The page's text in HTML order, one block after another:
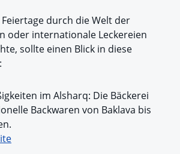
durch die Welt der
oder internationale Leckereien
sollte einen Blick in diese
im Alsharq: Die Bäckerei
Backwaren von Baklava bis